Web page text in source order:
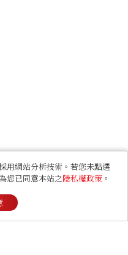
用網站分析技術。若您未點選
您已同意本站之隱私權政策 。